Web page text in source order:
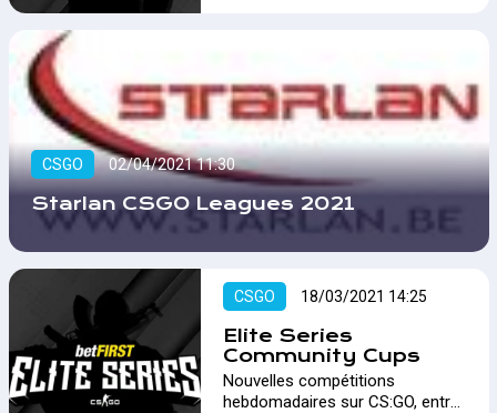
CSGO 02/04/2021 11:30
Starlan CSGO Leagues 2021
CSGO 18/03/2021 14:25
Elite Series
Community Cups
Nouvelles compétitions
hebdomadaires sur CS:GO, entre